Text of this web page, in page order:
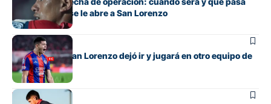
con cupo que se le abre a San Lorenzo
Fútbol
El lateral que San Lorenzo dejó ir y jugará en otro equipo de
Primera
Fútbol